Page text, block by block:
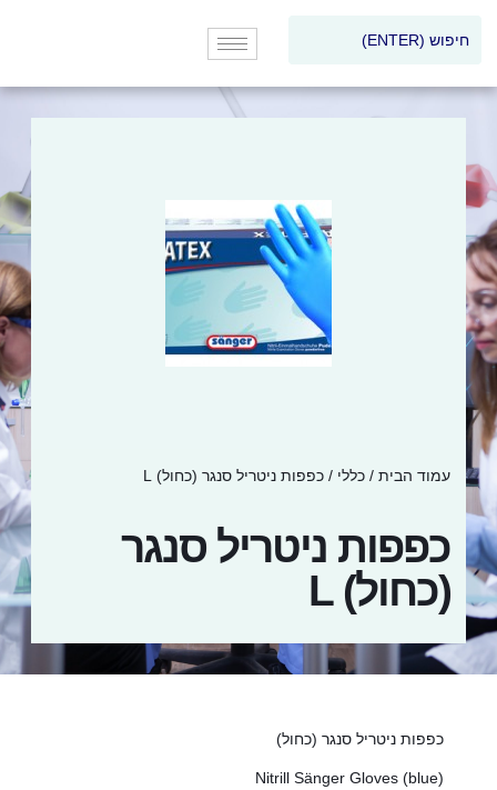
עמוד הבית / כללי / כפפות ניטריל סנגר (כחול) L
כפפות ניטריל סנגר
(כחול) L
כפפות ניטריל סנגר (כחול)
(Nitrill Sänger Gloves (blue